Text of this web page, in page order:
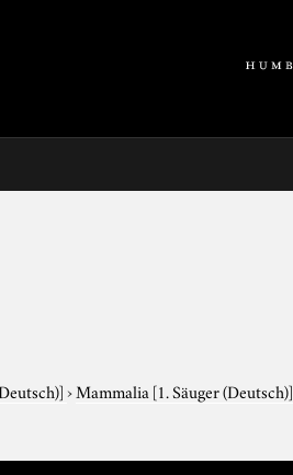
›Mammalia [1. Säuger (Deutsch)]